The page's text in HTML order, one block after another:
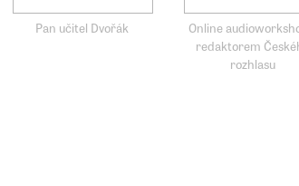
Pan učitel Dvořák
Online
redaktorem
rozhlasu